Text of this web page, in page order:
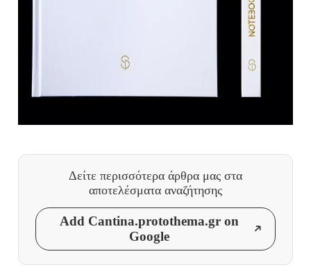
Δείτε περισσότερα άρθρα μας στα
αποτελέσματα αναζήτησης
Add Cantina.protothema.gr on
Google